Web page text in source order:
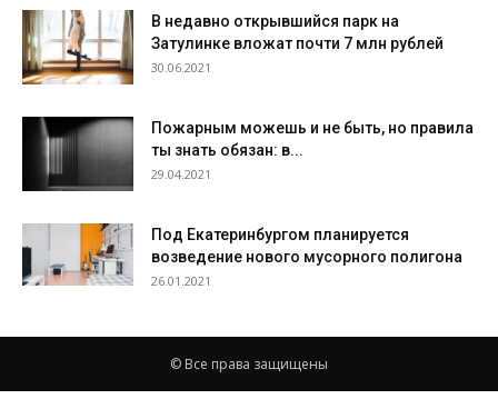
В недавно открывшийся парк на
Затулинке вложат почти 7 млн рублей
30.06.2021
Пожарным можешь и не быть, но правила
ты знать обязан: в...
29.04.2021
Под Екатеринбургом планируется
возведение нового мусорного полигона
26.01.2021
© Все права защищены